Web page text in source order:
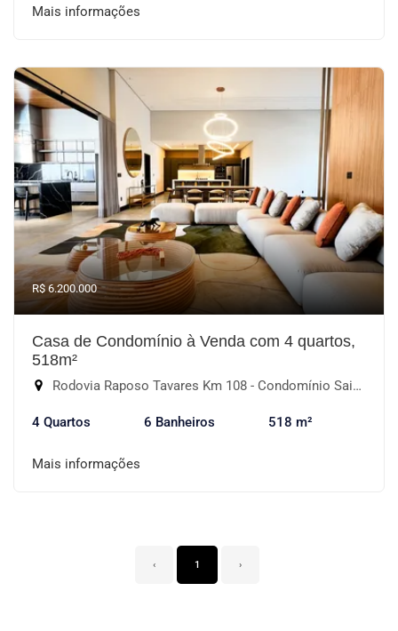
Mais informações
R$ 6.200.000
Casa de Condomínio à Venda com 4 quartos,
518m²
Rodovia Raposo Tavares Km 108 - Condomínio Saint Patrick, Sorocaba-SP
4 Quartos 6 Banheiros 518 m²
Mais informações
‹ 1 ›